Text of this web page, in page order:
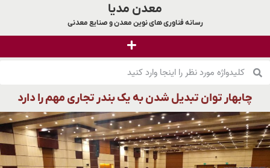
معدن مدیا
رسانه فناوری های نوین معدن و صنایع معدنی
چابهار توان تبدیل شدن به یک بندر تجاری مهم را دارد